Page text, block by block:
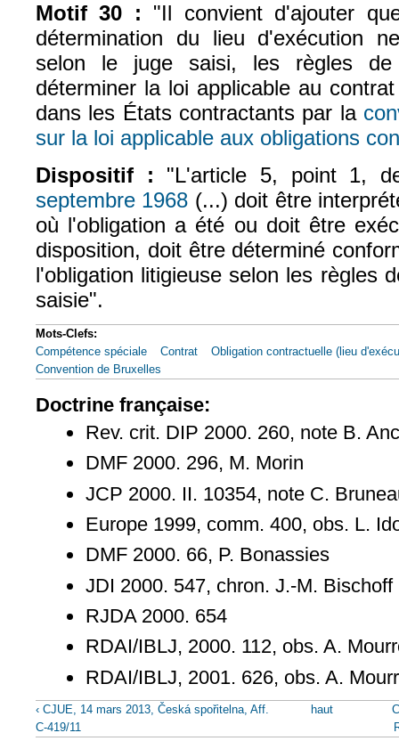
Motif 30 : "Il convient d'ajouter
détermination du lieu d'exécution
selon le juge saisi, les règles de
déterminer la loi applicable au
dans les États contractants par la
sur la loi applicable aux obligations
Dispositif : "L'article 5, point 1,
septembre 1968 (le lien est externe)
(...) doit être
où l'obligation a été ou doit être
disposition, doit être déterminé
l'obligation litigieuse selon les règles
saisie".
Mots-Clefs:
Compétence spéciale
Contrat
Obligation contractuelle (lieu
Convention de Bruxelles
Doctrine française:
Rev. crit. DIP 2000. 260, note B.
DMF 2000. 296, M. Morin
JCP 2000. II. 10354, note C.
Europe 1999, comm. 400, obs. L.
DMF 2000. 66, P. Bonassies
JDI 2000. 547, chron. J.-M. Bischoff
RJDA 2000. 654
RDAI/IBLJ, 2000. 112, obs. A.
RDAI/IBLJ, 2001. 626, obs. A.
‹ CJUE, 14 mars 2013, Česká spořitelna, Aff.
C-419/11
haut